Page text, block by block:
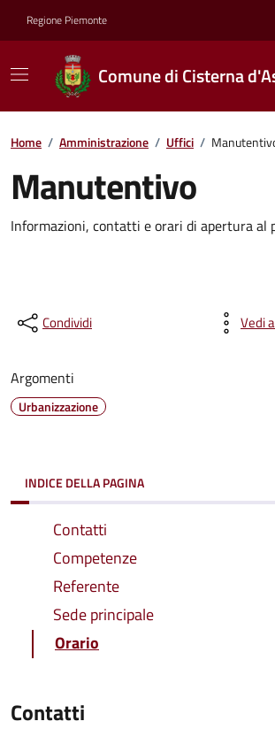
Regione Piemonte
Comune di Cisterna
Home / Amministrazione / Uffici /
Manutentivo
Informazioni, contatti e orari di apertura al
Condividi Vedi
Argomenti
Urbanizzazione
INDICE DELLA PAGINA
Contatti
Competenze
Referente
Sede principale
Orario
Contatti